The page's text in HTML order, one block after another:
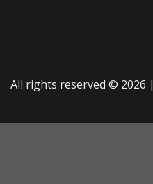
All rights reserved © 2026 |